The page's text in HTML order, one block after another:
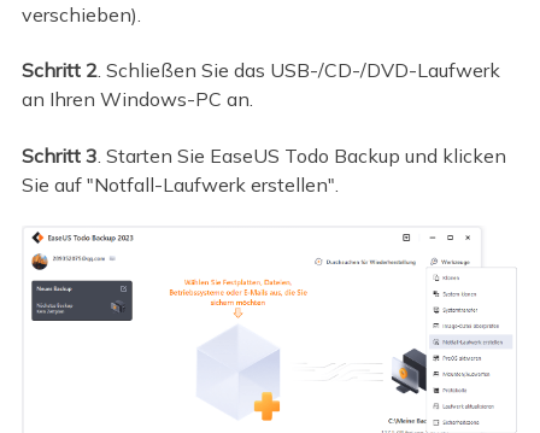
verschieben).
Schritt 2. Schließen Sie das USB-/CD-/DVD-Laufwerk
an Ihren Windows-PC an.
Schritt 3 . Starten Sie EaseUS Todo Backup und klicken
Sie auf "Notfall-Laufwerk erstellen".